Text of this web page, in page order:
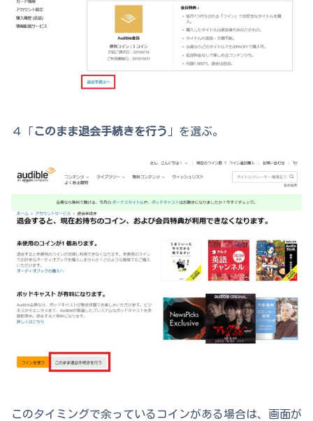
４「 このまま退会手続きを行う 」を選ぶ。
このタイミングで余っているコインがある場合は、画面が